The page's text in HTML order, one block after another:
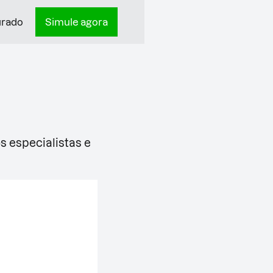
Simule agora
especialistas e